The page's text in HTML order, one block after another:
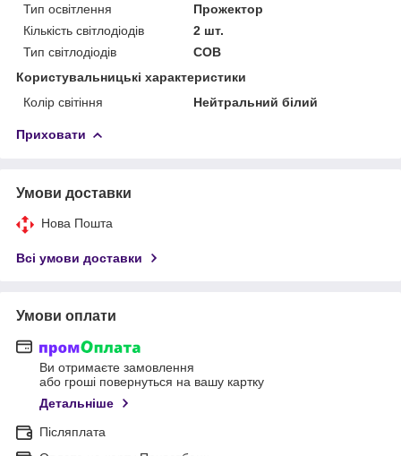
Тип освітлення
Прожектор
Кількість світлодіодів
2 шт.
Тип світлодіодів
COB
Користувальницькі характеристики
Колір світіння
Нейтральний білий
Приховати
Умови доставки
Нова Пошта
Всі умови доставки
Умови оплати
Ви отримаєте замовлення
або гроші повернуться на вашу картку
Детальніше
Післяплата